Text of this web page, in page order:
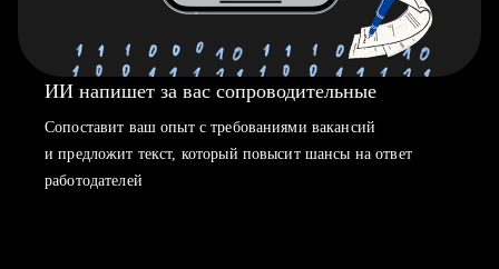
ИИ напишет за вас сопроводительные
Сопоставит ваш опыт с требованиями вакансий
и предложит текст, который повысит шансы на ответ
работодателей